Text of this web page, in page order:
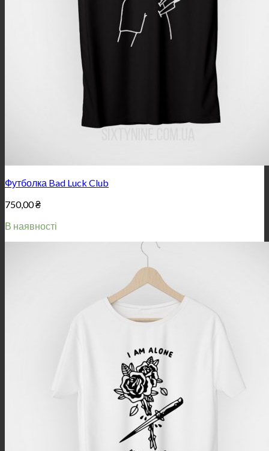
Футболка Bad Luck Club
750,00₴
В наявності